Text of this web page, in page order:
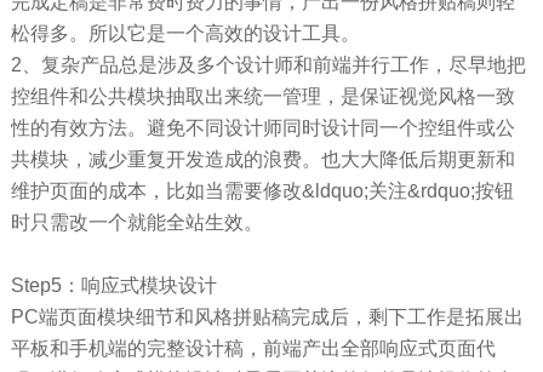
松得多。所以它是一个高效的设计工具。
2、复杂产品总是涉及多个设计师和前端并行工作，尽早地把
控组件和公共模块抽取出来统一管理，是保证视觉风格一致
性的有效方法。避免不同设计师同时设计同一个控组件或公
共模块，减少重复开发造成的浪费。也大大降低后期更新和
维护页面的成本，比如当需要修改&ldquo;关注&rdquo;按钮
时只需改一个就能全站生效。
Step5：响应式模块设计
PC端页面模块细节和风格拼贴稿完成后，剩下工作是拓展出
平板和手机端的完整设计稿，前端产出全部响应式页面代